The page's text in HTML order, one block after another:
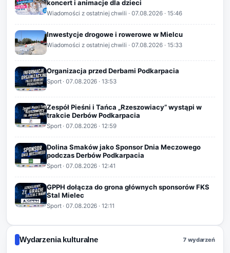
koncert i animacje dla dzieci
Wiadomości z ostatniej chwili · 07.08.2026· 15:46
Inwestycje drogowe i rowerowe w Mielcu
Wiadomości z ostatniej chwili · 07.08.2026· 15:33
Organizacja przed Derbami Podkarpacia
Sport·07.08.2026 · 13:53
Zespół Pieśni i Tańca „Rzeszowiacy” wystąpi w
trakcie Derbów Podkarpacia
Sport·07.08.2026 · 12:59
Dolina Smaków jako Sponsor Dnia Meczowego
podczas Derbów Podkarpacia
Sport·07.08.2026 · 12:41
GPPH dołącza do grona głównych sponsorów FKS
Stal Mielec
Sport·07.08.2026 · 12:11
Wydarzenia kulturalne 7 wydarzeń